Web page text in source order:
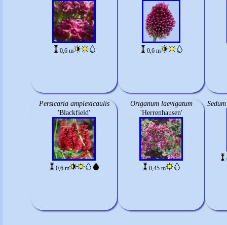
0,6 m 0,6 m
Persicaria amplexicaulis
'Blackfield'
0,6 m
Origanum laevigatum
'Herrenhausen'
0,45 m